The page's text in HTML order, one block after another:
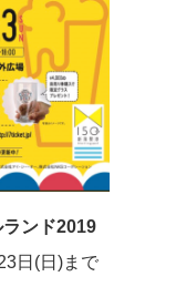
ンド2019
日(日)まで